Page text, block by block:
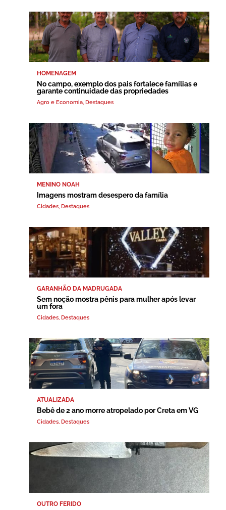
HOMENAGEM
No campo, exemplo dos pais fortalece famílias e
garante continuidade das propriedades
Agro e Economia, Destaques
MENINO NOAH
Imagens mostram desespero da família
Cidades, Destaques
GARANHÃO DA MADRUGADA
Sem noção mostra pênis para mulher após levar
um fora
Cidades, Destaques
ATUALIZADA
Bebê de 2 ano morre atropelado por Creta em VG
Cidades, Destaques
OUTRO FERIDO